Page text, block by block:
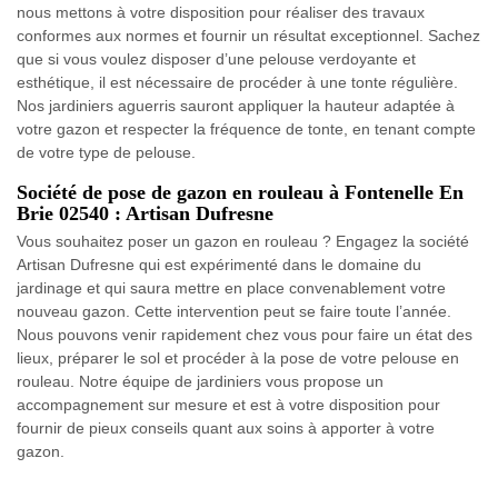
nous mettons à votre disposition pour réaliser des travaux
conformes aux normes et fournir un résultat exceptionnel. Sachez
que si vous voulez disposer d’une pelouse verdoyante et
esthétique, il est nécessaire de procéder à une tonte régulière.
Nos jardiniers aguerris sauront appliquer la hauteur adaptée à
votre gazon et respecter la fréquence de tonte, en tenant compte
de votre type de pelouse.
Société de pose de gazon en rouleau à Fontenelle En
Brie 02540 : Artisan Dufresne
Vous souhaitez poser un gazon en rouleau ? Engagez la société
Artisan Dufresne qui est expérimenté dans le domaine du
jardinage et qui saura mettre en place convenablement votre
nouveau gazon. Cette intervention peut se faire toute l’année.
Nous pouvons venir rapidement chez vous pour faire un état des
lieux, préparer le sol et procéder à la pose de votre pelouse en
rouleau. Notre équipe de jardiniers vous propose un
accompagnement sur mesure et est à votre disposition pour
fournir de pieux conseils quant aux soins à apporter à votre
gazon.